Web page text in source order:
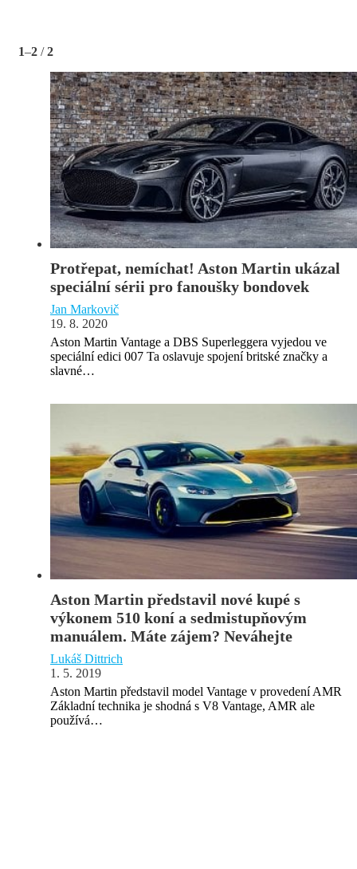
1–2 /2
Protřepat, nemíchat! Aston Martin ukázal
speciální sérii pro fanoušky bondovek
Jan Markovič
19. 8. 2020
Aston Martin Vantage a DBS Superleggera vyjedou ve
speciální edici 007 Ta oslavuje spojení britské značky a
slavné…
Aston Martin představil nové kupé s
výkonem 510 koní a sedmistupňovým
manuálem. Máte zájem? Neváhejte
Lukáš Dittrich
1. 5. 2019
Aston Martin představil model Vantage v provedení AMR
Základní technika je shodná s V8 Vantage, AMR ale
používá…